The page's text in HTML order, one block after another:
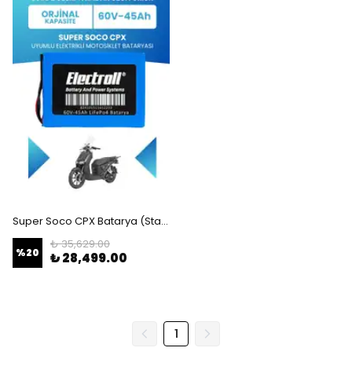
Super Soco CPX Batarya (Standart Kapasite) LiFePO4 60V 45Ah Elektrikli Motosiklet Bataryası
%20
₺ 35,629.00
₺ 28,499.00
1